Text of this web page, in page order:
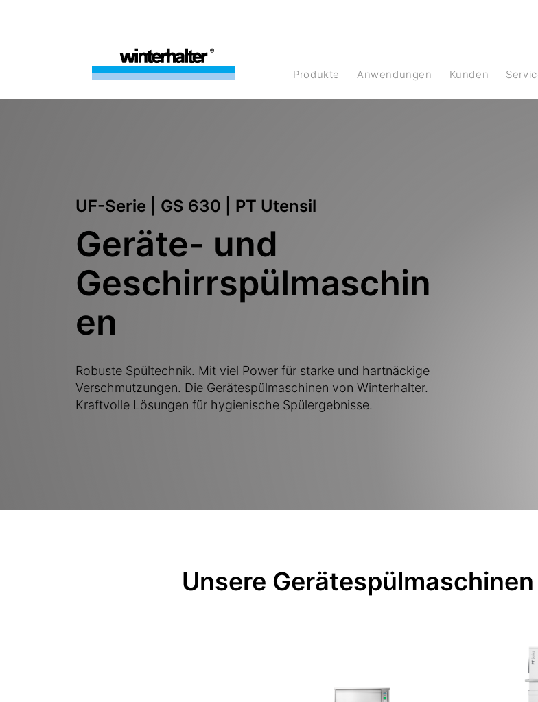
Produkte Anwendungen Kunden
UF-Serie | GS 630 | PT Utensil
Geräte- und
Geschirrspülmaschin
en
Robuste Spültechnik. Mit viel Power für starke und hartnäckige
Verschmutzungen. Die Gerätespülmaschinen von Winterhalter.
Kraftvolle Lösungen für hygienische Spülergebnisse.
Unsere